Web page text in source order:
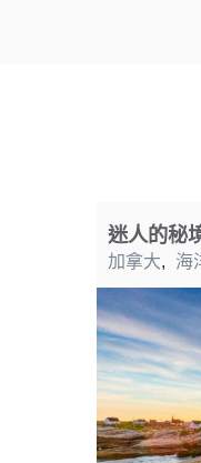
迷人的秘
加拿大, 海